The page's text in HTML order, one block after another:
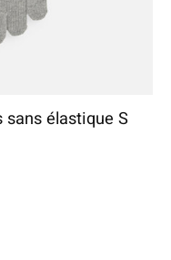
sans élastique S